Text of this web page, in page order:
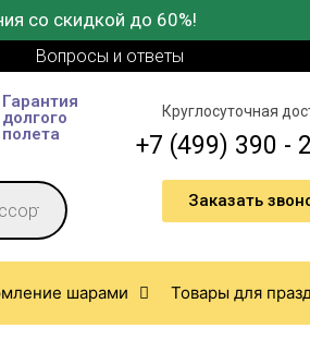
со скидкой до 60%!
Вопросы и ответы
Гарантия
долгого
полета
Круглосуточная
+7 (499) 390 -
Заказать
шарами Товары для